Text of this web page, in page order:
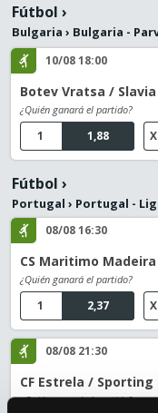
Fútbol ›
Bulgaria › Bulgaria -
10/08 18:00
Botev Vratsa /
¿Quién ganará el partido?
1,88
1 X
Fútbol ›
Portugal › Portugal -
08/08 16:30
CS Maritimo
¿Quién ganará el partido?
2,37
1 X
08/08 21:30
CF Estrela / Sporting
¿Quién ganará el partido?